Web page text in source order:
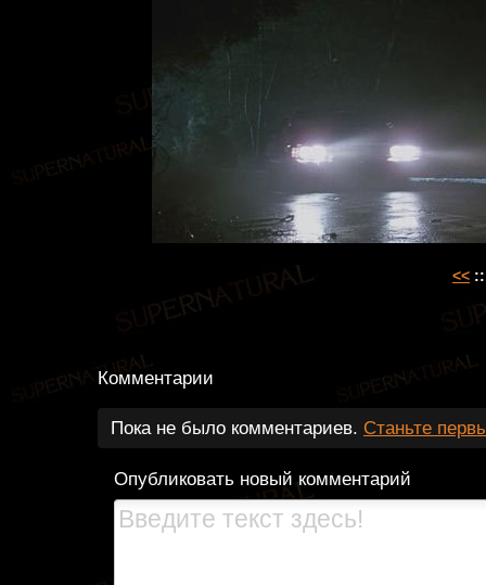
<< ::
Комментарии
Пока не было комментариев. Станьте
Опубликовать новый комментарий